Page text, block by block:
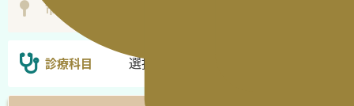
市区町村
診療科目 選択なし